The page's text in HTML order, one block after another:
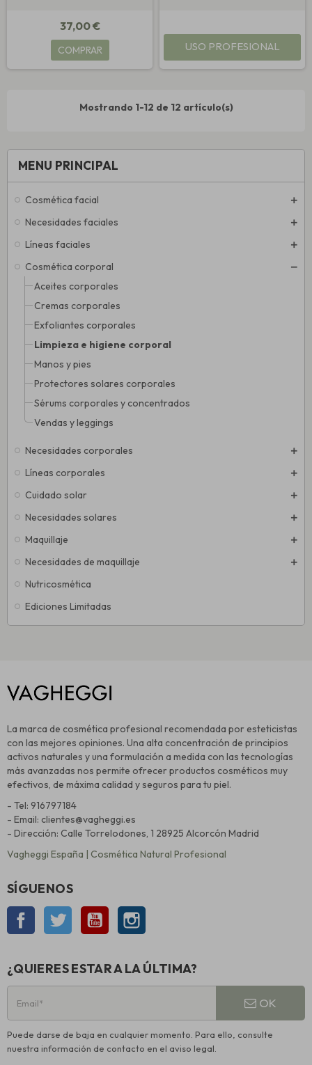
MENU PRINCIPAL
Cosmética facial
Necesidades faciales
Líneas faciales
Cosmética corporal
Aceites corporales
Cremas corporales
Exfoliantes corporales
Limpieza e higiene corporal
Manos y pies
Protectores solares corporales
Sérums corporales y concentrados
Vendas y leggings
Necesidades corporales
Líneas corporales
Cuidado solar
Necesidades solares
Maquillaje
Necesidades de maquillaje
Nutricosmética
Ediciones Limitadas
37,00 €
COMPRAR USO PROFESIONAL
Mostrando 1-12 de 12 artículo(s)
La marca de cosmética profesional recomendada por esteticistas
con las mejores opiniones. Una alta concentración de principios
activos naturales y una formulación a medida con las tecnologías
más avanzadas nos permite ofrecer productos cosméticos muy
efectivos, de máxima calidad y seguros para tu piel.
- Tel: 916797184
- Email: clientes@vagheggi.es
- Dirección: Calle Torrelodones, 1 28925 Alcorcón Madrid
Vagheggi España | Cosmética Natural Profesional
SÍGUENOS
Facebook Twitter YouTube
¿QUIERES ESTAR A LA ÚLTIMA?
OK
Puede darse de baja en cualquier momento. Para ello, consulte
nuestra información de contacto en el aviso legal.